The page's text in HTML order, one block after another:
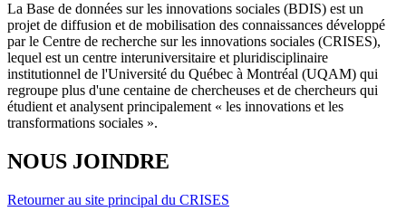
La Base de données sur les innovations sociales (BDIS) est un
projet de diffusion et de mobilisation des connaissances développé
par le Centre de recherche sur les innovations sociales (CRISES),
lequel est un centre interuniversitaire et pluridisciplinaire
institutionnel de l'Université du Québec à Montréal (UQAM) qui
regroupe plus d'une centaine de chercheuses et de chercheurs qui
étudient et analysent principalement « les innovations et les
transformations sociales ».
NOUS JOINDRE
Retourner au site principal du CRISES